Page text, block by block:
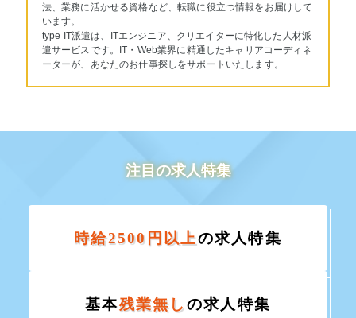
法、業務に活かせる資格など、転職に役立つ情報をお届けして
います。
type IT派遣は、ITエンジニア、クリエイターに特化した人材派
遣サービスです。IT・Web業界に精通したキャリアコーディネ
ーターが、あなたのお仕事探しをサポートいたします。
注目の求人特集
時給2500円以上の求人特集
基本残業無し の求人特集